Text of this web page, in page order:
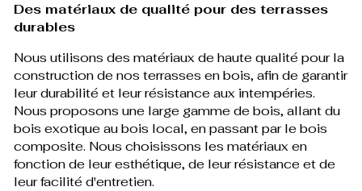
Des matériaux de qualité pour des terrasses
durables
Nous utilisons des matériaux de haute qualité pour la
construction de nos terrasses en bois, afin de garantir
leur durabilité et leur résistance aux intempéries.
Nous proposons une large gamme de bois, allant du
bois exotique au bois local, en passant par le bois
composite. Nous choisissons les matériaux en
fonction de leur esthétique, de leur résistance et de
leur facilité d'entretien.